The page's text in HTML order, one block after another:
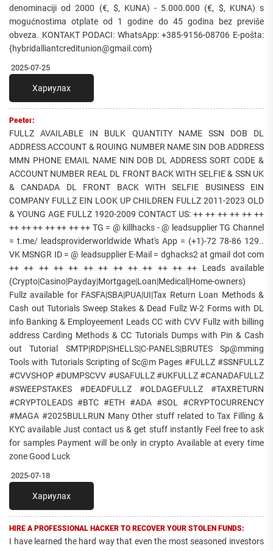
denominaciji od 2000 (€, $, KUNA) - 5.000.000 (€, $, KUNA) s
mogućnostima otplate od 1 godine do 45 godina bez previše
obveza. KONTAKT PODACI: WhatsApp: +385-9156-08706 E-pošta:
{hybridalliantcreditunion@gmail.com}
2025-07-25
Хариулах
Peeter:
FULLZ AVAILABLE IN BULK QUANTITY NAME SSN DOB DL
ADDRESS ACCOUNT & ROUING NUMBER NAME SIN DOB ADDRESS
MMN PHONE EMAIL NAME NIN DOB DL ADDRESS SORT CODE &
ACCOUNT NUMBER REAL DL FRONT BACK WITH SELFIE & SSN UK
& CANDADA DL FRONT BACK WITH SELFIE BUSINESS EIN
COMPANY FULLZ EIN LOOK UP CHILDREN FULLZ 2011-2023 OLD
& YOUNG AGE FULLZ 1920-2009 CONTACT US: ++ ++ ++ ++ ++ ++
++ ++ ++ ++ ++ ++ ++ TG = @ killhacks - @ leadsupplier TG Channel
= t.me/ leadsproviderworldwide What's App = (+1)-72 78-86 129..
VK MSNGR ID = @ leadsupplier E-Mail = dghacks2 at gmail dot com
++ ++ ++ ++ ++ ++ ++ ++ ++ ++ ++ ++ ++ Leads available
(Crypto|Casino|Payday|Mortgage|Loan|Medical|Home-owners)
Fullz available for FASFA|SBA|PUA|UI|Tax Return Loan Methods &
Cash out Tutorials Sweep Stakes & Dead Fullz W-2 Forms with DL
info Banking & Employeement Leads CC with CVV Fullz with billing
address Carding Methods & CC Tutorials Dumps with Pin & Cash
out Tutorial SMTP|RDP|SHELLS|C-PANELS|BRUTES Sp@mming
Tools with Tutorials Scripting of Sc@m Pages #FULLZ #SSNFULLZ
#CVVSHOP #DUMPSCVV #USAFULLZ #UKFULLZ #CANADAFULLZ
#SWEEPSTAKES #DEADFULLZ #OLDAGEFULLZ #TAXRETURN
#CRYPTOLEADS #BTC #ETH #ADA #SOL #CRYPTOCURRENCY
#MAGA #2025BULLRUN Many Other stuff related to Tax Filling &
KYC available Just contact us & get stuff instantly Feel free to ask
for samples Payment will be only in crypto Available at every time
zone Good Luck
2025-07-18
Хариулах
HIRE A PROFESSIONAL HACKER TO RECOVER YOUR STOLEN FUNDS:
I have learned the hard way that even the most seasoned investors